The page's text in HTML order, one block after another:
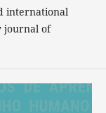
international
journal of